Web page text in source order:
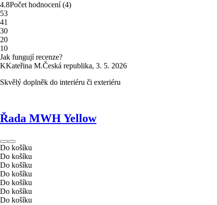
4.8Počet hodnocení(4)
53
41
30
20
10
Jak fungují recenze?
KKateřina M.Česká republika, 3. 5. 2026
Skvělý doplněk do interiéru či exteriéru
Řada MWH Yellow
Do košíku
Do košíku
Do košíku
Do košíku
Do košíku
Do košíku
Do košíku